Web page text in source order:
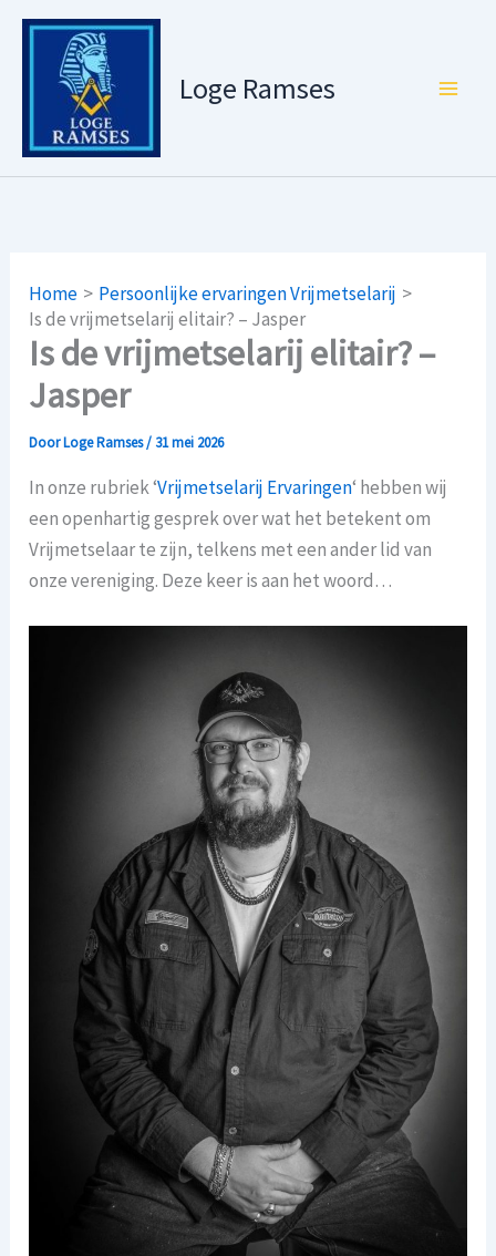
Loge Ramses
Home
Persoonlijke ervaringen Vrijmetselarij
Is de vrijmetselarij elitair? – Jasper
Is de vrijmetselarij elitair? –
Jasper
DoorLoge Ramses/ 31 mei 2026
In onze rubriek ‘Vrijmetselarij Ervaringen‘ hebben wij
een openhartig gesprek over wat het betekent om
Vrijmetselaar te zijn, telkens met een ander lid van
onze vereniging. Deze keer is aan het woord…